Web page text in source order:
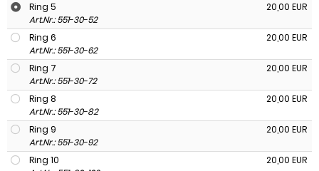
Ring 5
20,00 EUR
Art.Nr.: 551-30-52
Ring 6
20,00 EUR
Art.Nr.: 551-30-62
Ring 7
20,00 EUR
Art.Nr.: 551-30-72
Ring 8
20,00 EUR
Art.Nr.: 551-30-82
Ring 9
20,00 EUR
Art.Nr.: 551-30-92
Ring 10
20,00 EUR